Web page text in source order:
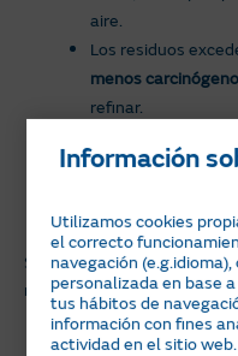
aire.
Los residuos
menos
refinar.
Queman de
menor espacio de
Sin embargo, no todo son
más importantes
Las estufas de
Información
Utilizamos cookies
el correcto
navegación
personalizada en base
tus hábitos de
información con fines
actividad en el sitio web.